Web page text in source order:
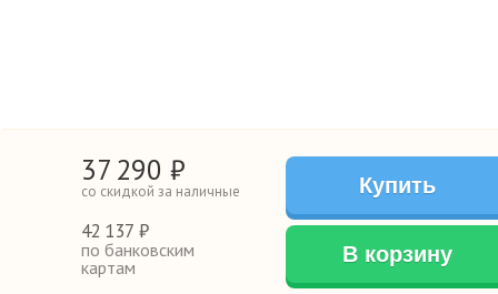
37 290 ₽
со скидкой за наличные
42 137 ₽
по банковским
картам
Купить
В корзину